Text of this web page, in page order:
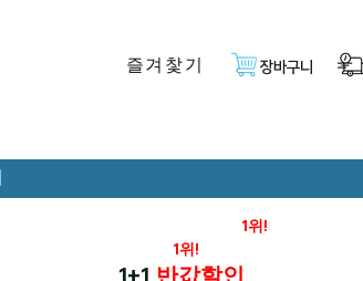
즐겨찿기 장바구니
1위!
1위!
1+1 반값할인